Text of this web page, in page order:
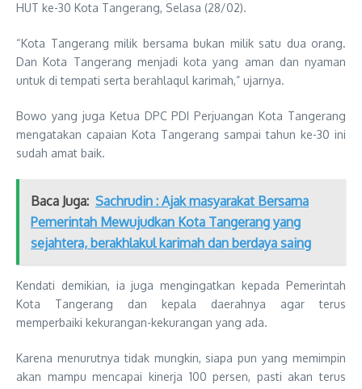
HUT ke-30 Kota Tangerang, Selasa (28/02).
“Kota Tangerang milik bersama bukan milik satu dua orang.
Dan Kota Tangerang menjadi kota yang aman dan nyaman
untuk di tempati serta berahlaqul karimah,” ujarnya.
Bowo yang juga Ketua DPC PDI Perjuangan Kota Tangerang
mengatakan capaian Kota Tangerang sampai tahun ke-30 ini
sudah amat baik.
Baca Juga: Sachrudin : Ajak masyarakat Bersama
Pemerintah Mewujudkan Kota Tangerang yang
sejahtera, berakhlakul karimah dan berdaya saing
Kendati demikian, ia juga mengingatkan kepada Pemerintah
Kota Tangerang dan kepala daerahnya agar terus
memperbaiki kekurangan-kekurangan yang ada.
Karena menurutnya tidak mungkin, siapa pun yang memimpin
akan mampu mencapai kinerja 100 persen, pasti akan terus